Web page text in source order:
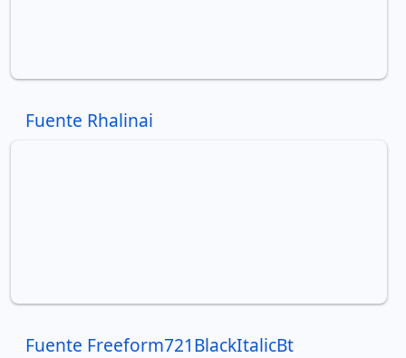
Fuente Rhalinai
Fuente Freeform721BlackItalicBt